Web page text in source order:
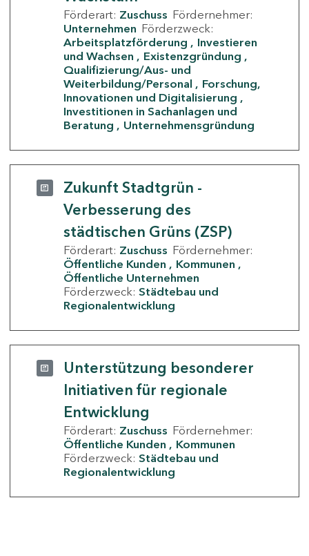
Förderart: Zuschuss Fördernehmer:
Unternehmen Förderzweck:
Arbeitsplatzförderung
Investieren
und Wachsen
Existenzgründung
Qualifizierung/Aus- und
Weiterbildung/Personal
Forschung,
Innovationen und Digitalisierung
Investitionen in Sachanlagen und
Beratung
Unternehmensgründung
Zukunft Stadtgrün -
Verbesserung des
städtischen Grüns (ZSP)
Förderart: Zuschuss Fördernehmer:
Öffentliche Kunden
Kommunen
Öffentliche Unternehmen
Förderzweck: Städtebau und
Regionalentwicklung
Unterstützung besonderer
Initiativen für regionale
Entwicklung
Förderart: Zuschuss Fördernehmer:
Öffentliche Kunden
Kommunen
Förderzweck: Städtebau und
Regionalentwicklung